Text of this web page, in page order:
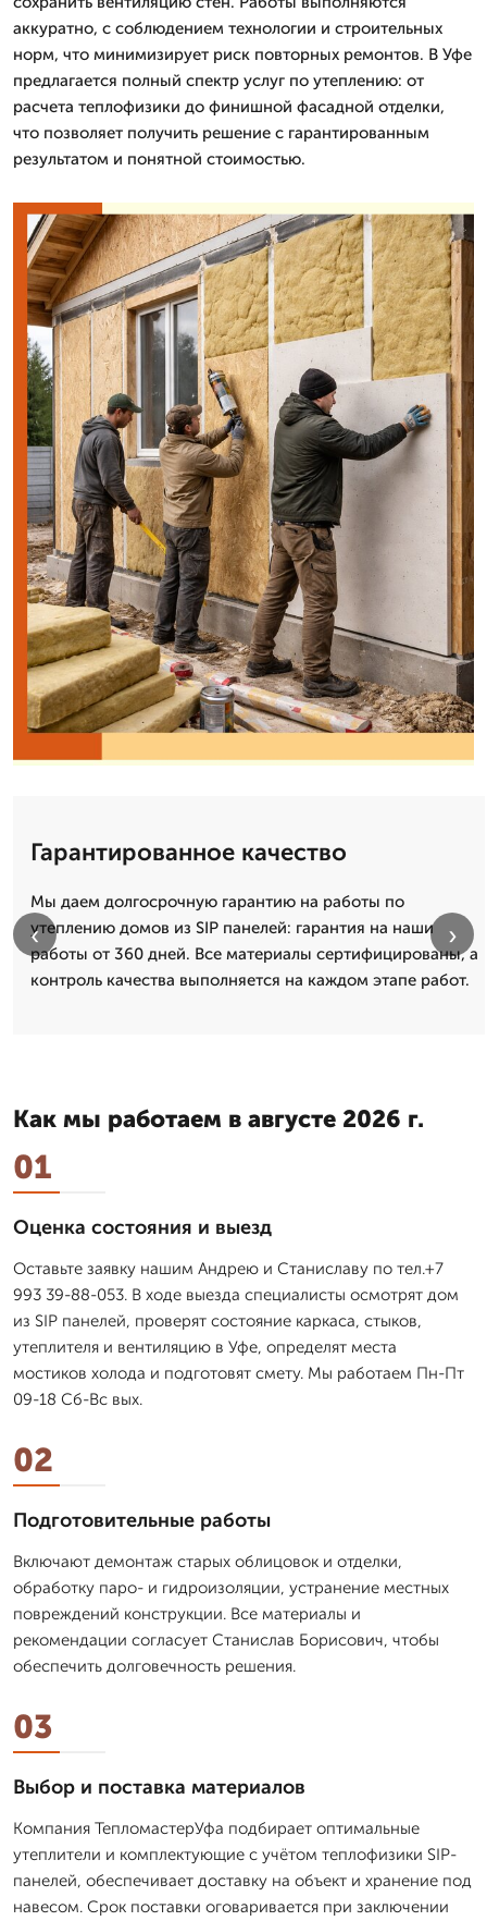
аккуратно, с соблюдением технологии и строительных
норм, что минимизирует риск повторных ремонтов. В Уфе
предлагается полный спектр услуг по утеплению: от
расчета теплофизики до финишной фасадной отделки,
что позволяет получить решение с гарантированным
результатом и понятной стоимостью.
Гарантированное качество
Мы даем долгосрочную гарантию на работы по
утеплению домов из SIP панелей: гарантия на наши
работы от 360 дней. Все материалы сертифицированы, а
контроль качества выполняется на каждом этапе работ.
‹ ›
Как мы работаем в августе 2026 г.
01
Оценка состояния и выезд
Оставьте заявку нашим Андрею и Станиславу по тел.+7
993 39-88-053. В ходе выезда специалисты осмотрят дом
из SIP панелей, проверят состояние каркаса, стыков,
утеплителя и вентиляцию в Уфе, определят места
мостиков холода и подготовят смету. Мы работаем Пн-Пт
09-18 Сб-Вс вых.
02
Подготовительные работы
Включают демонтаж старых облицовок и отделки,
обработку паро- и гидроизоляции, устранение местных
повреждений конструкции. Все материалы и
рекомендации согласует Станислав Борисович, чтобы
обеспечить долговечность решения.
03
Выбор и поставка материалов
Компания ТепломастерУфа подбирает оптимальные
утеплители и комплектующие с учётом теплофизики SIP-
панелей, обеспечивает доставку на объект и хранение под
навесом. Срок поставки оговаривается при заключении